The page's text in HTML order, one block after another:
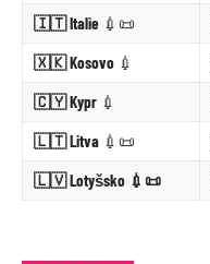
🇮🇹 Italie 💉📜
🇽🇰 Kosovo 💉
🇨🇾 Kypr 💉
🇱🇹 Litva 💉📜
🇱🇻 Lotyšsko 💉📜